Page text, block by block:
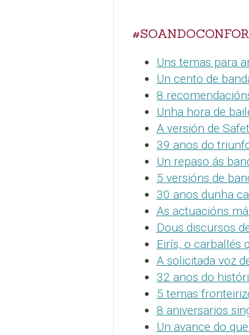
Uns temas para
Un cento de
8
Unha hora de
A versión de
39 anos do
Un repaso ás
5 versións de
30 anos dunha
As actuacións
Dous discursos
Eirís, o carballés
A solicitada voz
32 anos do
5 temas
8 aniversarios
Un avance do